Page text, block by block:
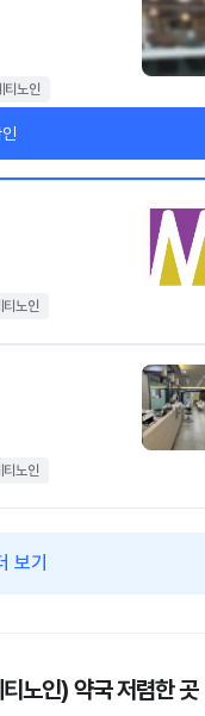
티노인
티노인
티노인
보기
노인) 약국 저렴한 곳